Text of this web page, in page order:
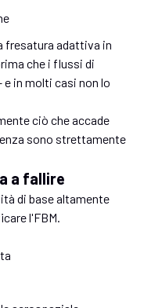
fresatura adattiva in
che i flussi di
e in molti casi non lo
ciò che accade
sono strettamente
a fallire
di base altamente
l'FBM.